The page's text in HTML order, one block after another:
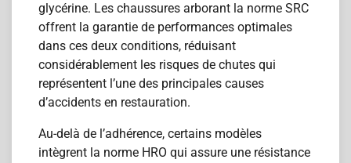
glycérine. Les chaussures arborant la norme SRC
offrent la garantie de performances optimales
dans ces deux conditions, réduisant
considérablement les risques de chutes qui
représentent l’une des principales causes
d’accidents en restauration.
Au-delà de l’adhérence, certains modèles
intègrent la norme HRO qui assure une résistance